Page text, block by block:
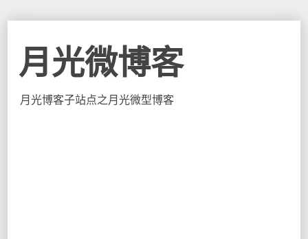
月光微博客
月光博客子站点之月光微型博客